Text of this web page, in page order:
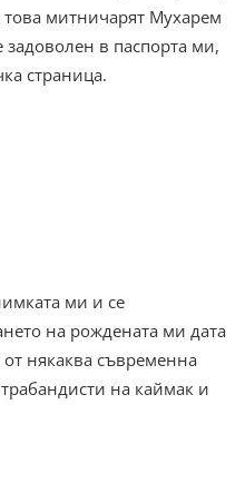
това митничарят Мухарем
в паспорта ми,
страница.
ми и се
на рождената ми дата
някаква съвременна
на каймак и